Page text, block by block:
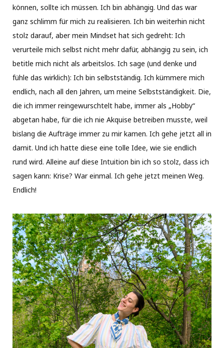
können, sollte ich müssen. Ich bin abhängig. Und das war
ganz schlimm für mich zu realisieren. Ich bin weiterhin nicht
stolz darauf, aber mein Mindset hat sich gedreht: Ich
verurteile mich selbst nicht mehr dafür, abhängig zu sein, ich
betitle mich nicht als arbeitslos. Ich sage (und denke und
fühle das wirklich): Ich bin selbstständig. Ich kümmere mich
endlich, nach all den Jahren, um meine Selbstständigkeit. Die,
die ich immer reingewurschtelt habe, immer als „Hobby“
abgetan habe, für die ich nie Akquise betreiben musste, weil
bislang die Aufträge immer zu mir kamen. Ich gehe jetzt all in
damit. Und ich hatte diese eine tolle Idee, wie sie endlich
rund wird. Alleine auf diese Intuition bin ich so stolz, dass ich
sagen kann: Krise? War einmal. Ich gehe jetzt meinen Weg.
Endlich!